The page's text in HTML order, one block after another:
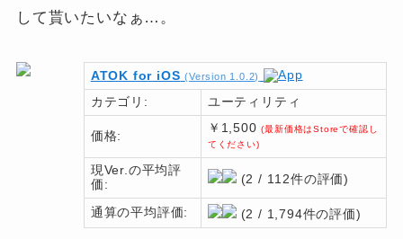
して貰いたいなぁ…。
ATOK for iOS (Version 1.0.2)
カテゴリ: ユーティリティ
価格:
￥1,500(最新価格はStoreで確認し
てください)
現Ver.の平均評
価:
(2 / 112件の評価)
通算の平均評価: (2 / 1,794件の評価)